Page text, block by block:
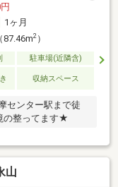
1ヶ月
87.46m2）
駐車場(近隣含)
収納スペース
センター駅まで徒
整ってます★
山